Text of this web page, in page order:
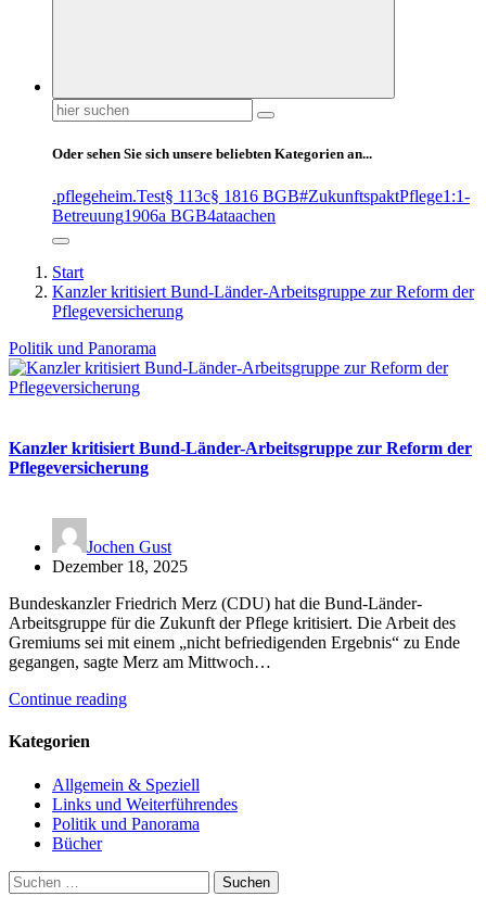
Suchen
nach:
Oder sehen Sie sich unsere beliebten Kategorien an...
.pflegeheim.Test§ 113c§ 1816 BGB#ZukunftspaktPflege1:1-
Betreuung1906a BGB4ataachen
Start
Kanzler kritisiert Bund-Länder-Arbeitsgruppe zur Reform der
Pflegeversicherung
Politik und Panorama
Kanzler kritisiert Bund-Länder-Arbeitsgruppe zur Reform der
Pflegeversicherung
Jochen Gust
Dezember 18, 2025
Bundeskanzler Friedrich Merz (CDU) hat die Bund-Länder-
Arbeitsgruppe für die Zukunft der Pflege kritisiert. Die Arbeit des
Gremiums sei mit einem „nicht befriedigenden Ergebnis“ zu Ende
gegangen, sagte Merz am Mittwoch…
Continue reading
Kategorien
Allgemein & Speziell
Links und Weiterführendes
Politik und Panorama
Bücher
Suchen
nach: